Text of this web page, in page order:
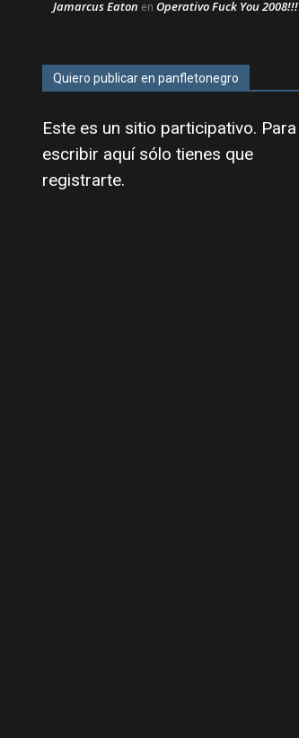
Jamarcus Eaton en Operativo Fuck You 2008!!!
Quiero publicar en panfletonegro
Este es un sitio participativo. Para
escribir aquí sólo tienes que
registrarte.